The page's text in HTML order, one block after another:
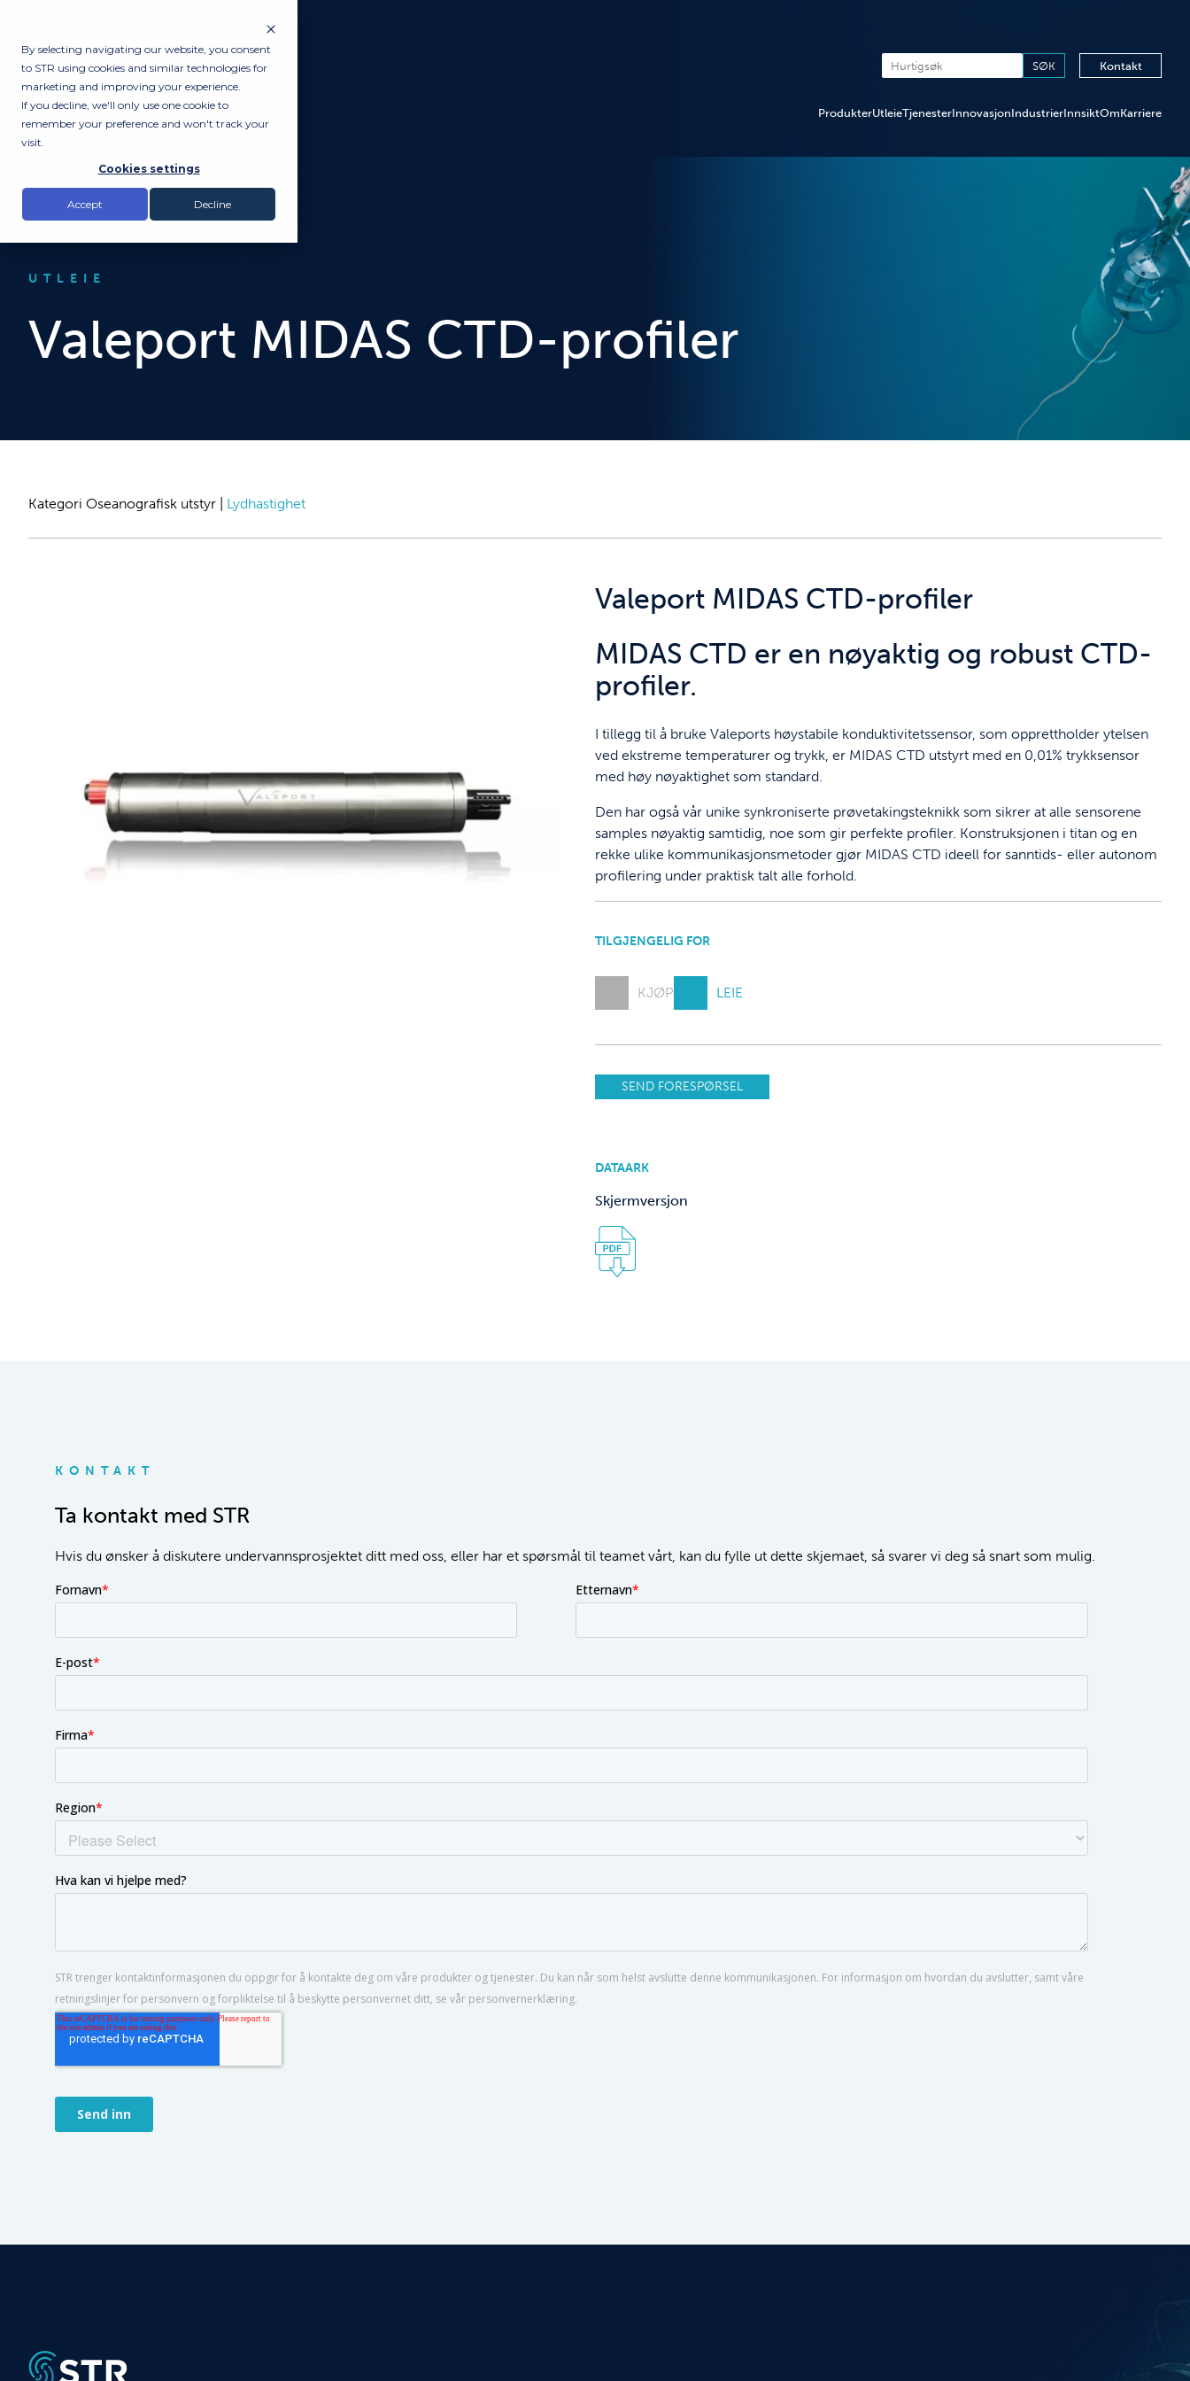
By selecting navigating our website, you consent
to STR using cookies and similar technologies for
marketing and improving your experience.
If you decline, we'll only use one cookie to
remember your preference and won't track your
visit.
Cookies settings
Accept Decline
Kontakt
ProdukterUtleieTjenesterInnovasjonIndustrierInnsiktOmKarriere
UTLEIE
Valeport MIDAS CTD-profiler
Kategori Oseanografisk utstyr Lydhastighet
Valeport MIDAS CTD-profiler
MIDAS CTD er en nøyaktig og robust CTD-
profiler.
I tillegg til å bruke Valeports høystabile konduktivitetssensor, som opprettholder ytelsen
ved ekstreme temperaturer og trykk, er MIDAS CTD utstyrt med en 0,01% trykksensor
med høy nøyaktighet som standard.
Den har også vår unike synkroniserte prøvetakingsteknikk som sikrer at alle sensorene
samples nøyaktig samtidig, noe som gir perfekte profiler. Konstruksjonen i titan og en
rekke ulike kommunikasjonsmetoder gjør MIDAS CTD ideell for sanntids- eller autonom
profilering under praktisk talt alle forhold.
TILGJENGELIG FOR
KJØP LEIE
SEND FORESPØRSEL
DATAARK
Skjermversjon
KONTAKT
Ta kontakt med STR
Hvis du ønsker å diskutere undervannsprosjektet ditt med oss, eller har et spørsmål til teamet vårt, kan du fylle ut dette skjemaet, så svarer vi deg så snart som mulig.